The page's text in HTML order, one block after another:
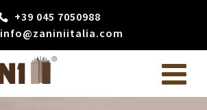
+39 045 7050988
info@zaniniitalia.com